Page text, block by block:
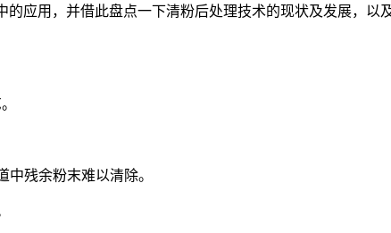
应用，并借此盘点一下清粉后处理技术的现状及发展，以
残余粉末难以清除。